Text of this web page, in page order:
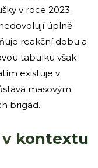
v roce 2023.
úplně
reakční dobu a
tabulku však
existuje v
masovým
brigád.
kontextu